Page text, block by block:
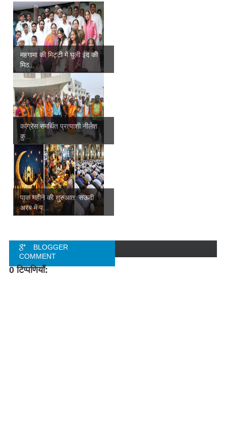
महगामा की मिट्टी में घुली ईद की
मिठ...
कांग्रेस समर्थित प्रत्याशी नीलेश
कु...
पाक महीने की शुरुआत: सऊदी
अरब में प...
BLOGGER
COMMENT
0 टिप्पणियाँ: